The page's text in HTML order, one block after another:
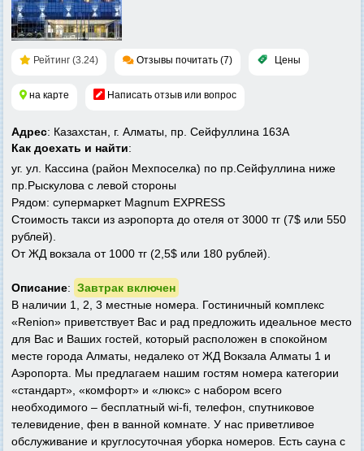
Рейтинг (3.24) Отзывы почитать (7) Цены
на карте Написать отзыв или вопрос
Адрес: Казахстан, г. Алматы, пр. Cейфуллина 163А
Как доехать и найти:
уг. ул. Кассина (район Мехпоселка) по пр.Сейфуллина ниже
пр.Рыскулова с левой стороны
Рядом: супермаркет Magnum EXPRESS
Стоимость такси из аэропорта до отеля от 3000 тг (7$ или 550
рублей).
От ЖД вокзала от 1000 тг (2,5$ или 180 рублей).
Описание: Завтрак включен
В наличии 1, 2, 3 местные номера. Гостиничный комплекс
«Renion» приветствует Вас и рад предложить идеальное место
для Вас и Ваших гостей, который расположен в спокойном
месте города Алматы, недалеко от ЖД Вокзала Алматы 1 и
Аэропорта. Мы предлагаем нашим гостям номера категории
«стандарт», «комфорт» и «люкс» с набором всего
необходимого – бесплатный wi-fi, телефон, спутниковое
телевидение, фен в ванной комнате. У нас приветливое
обслуживание и круглосуточная уборка номеров. Есть сауна с